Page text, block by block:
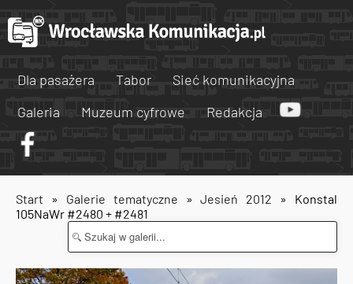
Dla pasażera Tabor
Sieć komunikacyjna
Galeria
Muzeum cyfrowe Redakcja
Start » Galerie tematyczne »Jesień 2012 » Konstal
105NaWr #2480 + #2481